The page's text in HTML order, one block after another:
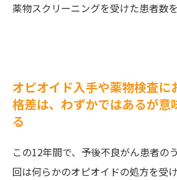
薬物スクリーニングを受けた患者数を
オピオイド入手や薬物検査に
格差は、わずかではあるが意
る
この12年間で、予後不良がん患者の
回は何らかのオピオイドの処方を受